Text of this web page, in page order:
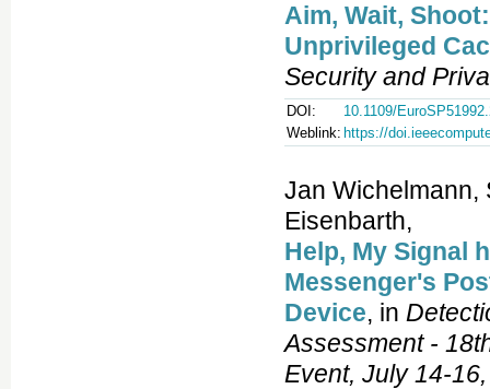
Aim, Wait,
Unprivileged
Security and
DOI:
10.1109/
Weblink: https://
Jan Wichelmann,
Eisenbarth,
Help, My Signal
Messenger's
Device, in
Assessment -
Event, July 14-